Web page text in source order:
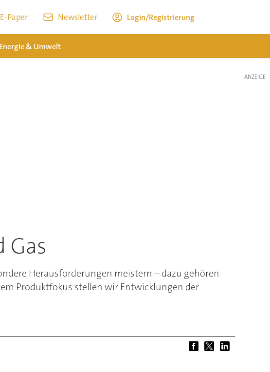
E-Paper Newsletter Login/Registrierung
Energie & Umwelt
Gas
Herausforderungen meistern – dazu gehören
Produktfokus stellen wir Entwicklungen der
ANZEIGE